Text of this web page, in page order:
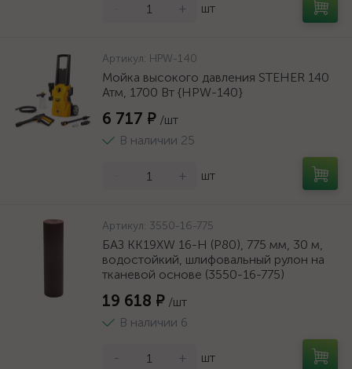
+ шт
Артикул: HPW-140
Мойка высокого давления STEHER 140
Атм, 1700 Вт {HPW-140}
6 717 ₽ /шт
В наличии 25
+ шт
Артикул: 3550-16-775
БАЗ KK19XW 16-H (Р80), 775 мм, 30 м,
водостойкий, шлифовальный рулон на
тканевой основе (3550-16-775)
19 618 ₽ /шт
В наличии 6
- + шт